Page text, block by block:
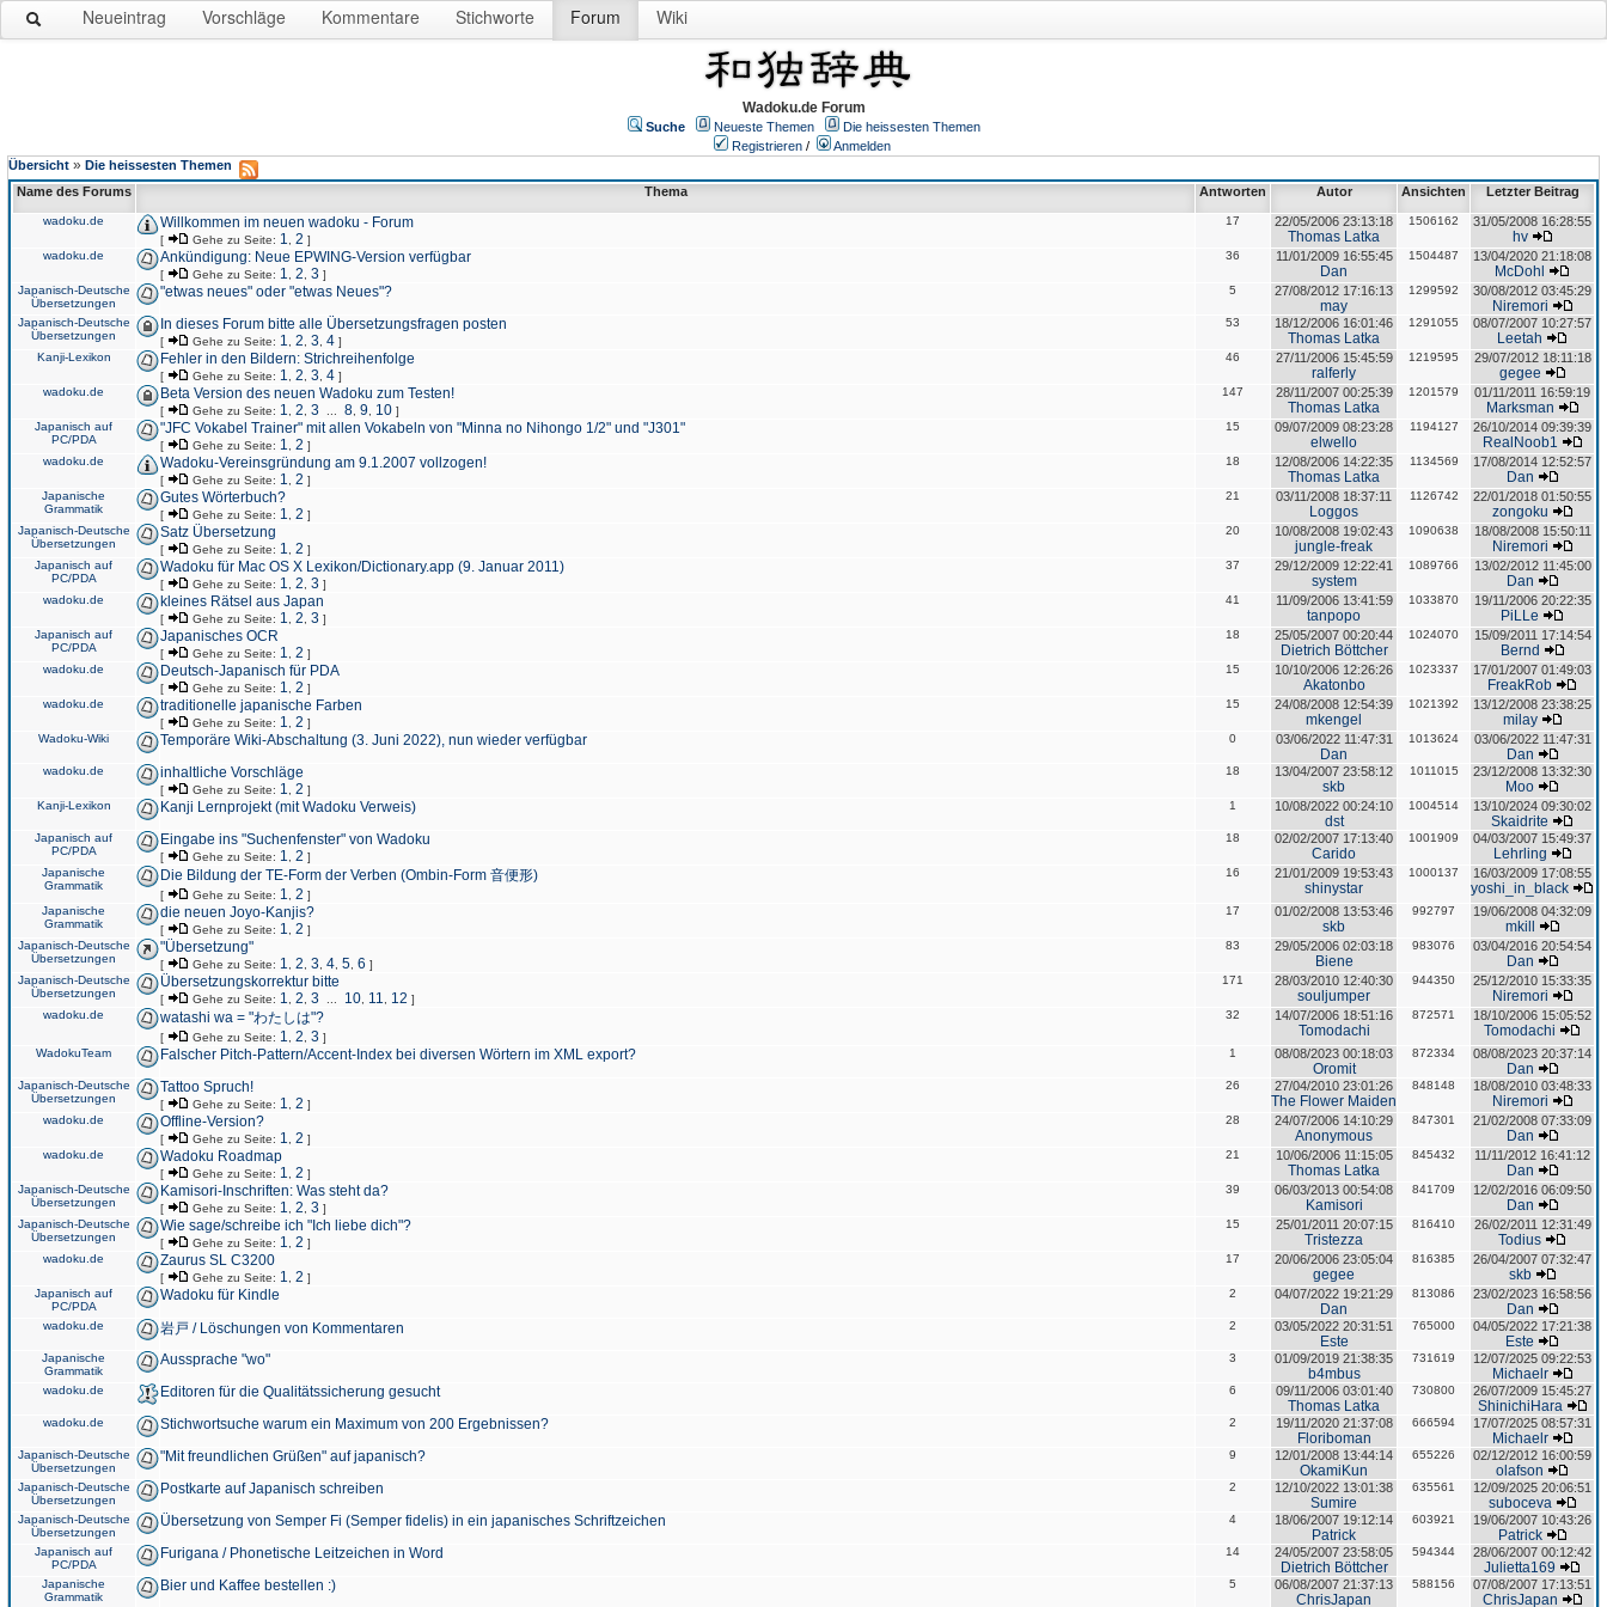
Neueintrag Vorschläge Kommentare Stichworte Forum Wiki
Wadoku.de Forum
Suche Neueste Themen
Die heissesten Themen
Registrieren /
Anmelden
Übersicht » Die heissesten Themen
Name des Forums
Thema Antworten Autor Ansichten Letzter Beitrag
wadoku.de Willkommen im neuen wadoku - Forum
[ Gehe zu Seite: 1 2 ]
17 22/05/2006 23:13:18
Thomas Latka
1506162 31/05/2008 16:28:55
hv
wadoku.de Ankündigung: Neue EPWING-Version verfügbar
[ Gehe zu Seite: 1 2 3 ]
36 11/01/2009 16:55:45
Dan
1504487 13/04/2020 21:18:08
McDohl
Japanisch-Deutsche
Übersetzungen
"etwas neues" oder "etwas Neues"? 5 27/08/2012 17:16:13
may
1299592 30/08/2012 03:45:29
Niremori
Japanisch-Deutsche
Übersetzungen
In dieses Forum bitte alle Übersetzungsfragen posten
[ Gehe zu Seite: 1 2 3 4 ]
53 18/12/2006 16:01:46
Thomas Latka
1291055 08/07/2007 10:27:57
Leetah
Kanji-Lexikon Fehler in den Bildern: Strichreihenfolge
[ Gehe zu Seite: 1 2 3 4 ]
46 27/11/2006 15:45:59
ralferly
1219595 29/07/2012 18:11:18
gegee
wadoku.de Beta Version des neuen Wadoku zum Testen!
[ Gehe zu Seite: 1 2 3 8 9 10 ]
147 28/11/2007 00:25:39
Thomas Latka
1201579 01/11/2011 16:59:19
Marksman
Japanisch auf
PC/PDA
"JFC Vokabel Trainer" mit allen Vokabeln von "Minna no Nihongo 1/2" und "J301"
[ Gehe zu Seite: 1 2 ]
15 09/07/2009 08:23:28
elwello
1194127 26/10/2014 09:39:39
RealNoob1
wadoku.de Wadoku-Vereinsgründung am 9.1.2007 vollzogen!
[ Gehe zu Seite: 1 2 ]
18 12/08/2006 14:22:35
Thomas Latka
1134569 17/08/2014 12:52:57
Dan
Japanische
Grammatik
Gutes Wörterbuch?
[ Gehe zu Seite: 1 2 ]
21 03/11/2008 18:37:11
Loggos
1126742 22/01/2018 01:50:55
zongoku
Japanisch-Deutsche
Übersetzungen
Satz Übersetzung
[ Gehe zu Seite: 1 2 ]
20 10/08/2008 19:02:43
jungle-freak
1090638 18/08/2008 15:50:11
Niremori
Japanisch auf
PC/PDA
Wadoku für Mac OS X Lexikon/Dictionary.app (9. Januar 2011)
[ Gehe zu Seite: 1 2 3 ]
37 29/12/2009 12:22:41
system
1089766 13/02/2012 11:45:00
Dan
wadoku.de kleines Rätsel aus Japan
[ Gehe zu Seite: 1 2 3 ]
41 11/09/2006 13:41:59
tanpopo
1033870 19/11/2006 20:22:35
PiLLe
Japanisch auf
PC/PDA
Japanisches OCR
[ Gehe zu Seite: 1 2 ]
18 25/05/2007 00:20:44
Dietrich Böttcher
1024070 15/09/2011 17:14:54
Bernd
wadoku.de Deutsch-Japanisch für PDA
[ Gehe zu Seite: 1 2 ]
15 10/10/2006 12:26:26
Akatonbo
1023337 17/01/2007 01:49:03
FreakRob
wadoku.de traditionelle japanische Farben
[ Gehe zu Seite: 1 2 ]
15 24/08/2008 12:54:39
mkengel
1021392 13/12/2008 23:38:25
milay
Wadoku-Wiki Temporäre Wiki-Abschaltung (3. Juni 2022), nun wieder verfügbar 0 03/06/2022 11:47:31
Dan
1013624 03/06/2022 11:47:31
Dan
wadoku.de inhaltliche Vorschläge
[ Gehe zu Seite: 1 2 ]
18 13/04/2007 23:58:12
skb
1011015 23/12/2008 13:32:30
Moo
Kanji-Lexikon Kanji Lernprojekt (mit Wadoku Verweis) 1 10/08/2022 00:24:10
dst
1004514 13/10/2024 09:30:02
Skaidrite
Japanisch auf
PC/PDA
Eingabe ins "Suchenfenster" von Wadoku
[ Gehe zu Seite: 1 2 ]
18 02/02/2007 17:13:40
Carido
1001909 04/03/2007 15:49:37
Lehrling
Japanische
Grammatik
Die Bildung der TE-Form der Verben (Ombin-Form 音便形)
[ Gehe zu Seite: 1 2 ]
16 21/01/2009 19:53:43
shinystar
1000137 16/03/2009 17:08:55
yoshi_in_black
Japanische
Grammatik
die neuen Joyo-Kanjis?
[ Gehe zu Seite: 1 2 ]
17 01/02/2008 13:53:46
skb
992797 19/06/2008 04:32:09
mkill
Japanisch-Deutsche
Übersetzungen
"Übersetzung"
[ Gehe zu Seite: 1 2 3 4 5 6 ]
83 29/05/2006 02:03:18
Biene
983076 03/04/2016 20:54:54
Dan
Japanisch-Deutsche
Übersetzungen
Übersetzungskorrektur bitte
[ Gehe zu Seite: 1 2 3 10 11 12 ]
171 28/03/2010 12:40:30
souljumper
944350 25/12/2010 15:33:35
Niremori
wadoku.de watashi wa = "わたしは"?
[ Gehe zu Seite: 1 2 3 ]
32 14/07/2006 18:51:16
Tomodachi
872571 18/10/2006 15:05:52
Tomodachi
WadokuTeam Falscher Pitch-Pattern/Accent-Index bei diversen Wörtern im XML export? 1 08/08/2023 00:18:03
Oromit
872334 08/08/2023 20:37:14
Dan
Japanisch-Deutsche
Übersetzungen
Tattoo Spruch!
[ Gehe zu Seite: 1 2 ]
26 27/04/2010 23:01:26
The Flower Maiden
848148 18/08/2010 03:48:33
Niremori
wadoku.de Offline-Version?
[ Gehe zu Seite: 1 2 ]
28 24/07/2006 14:10:29
Anonymous
847301 21/02/2008 07:33:09
Dan
wadoku.de Wadoku Roadmap
[ Gehe zu Seite: 1 2 ]
21 10/06/2006 11:15:05
Thomas Latka
845432 11/11/2012 16:41:12
Dan
Japanisch-Deutsche
Übersetzungen
Kamisori-Inschriften: Was steht da?
[ Gehe zu Seite: 1 2 3 ]
39 06/03/2013 00:54:08
Kamisori
841709 12/02/2016 06:09:50
Dan
Japanisch-Deutsche
Übersetzungen
Wie sage/schreibe ich "Ich liebe dich"?
[ Gehe zu Seite: 1 2 ]
15 25/01/2011 20:07:15
Tristezza
816410 26/02/2011 12:31:49
Todius
wadoku.de Zaurus SL C3200
[ Gehe zu Seite: 1 2 ]
17 20/06/2006 23:05:04
gegee
816385 26/04/2007 07:32:47
skb
Japanisch auf
PC/PDA
Wadoku für Kindle 2 04/07/2022 19:21:29
Dan
813086 23/02/2023 16:58:56
Dan
wadoku.de 岩戸 / Löschungen von Kommentaren 2 03/05/2022 20:31:51
Este
765000 04/05/2022 17:21:38
Este
Japanische
Grammatik
Aussprache "wo" 3 01/09/2019 21:38:35
b4mbus
731619 12/07/2025 09:22:53
Michaelr
wadoku.de Editoren für die Qualitätssicherung gesucht 6 09/11/2006 03:01:40
Thomas Latka
730800 26/07/2009 15:45:27
ShinichiHara
wadoku.de Stichwortsuche warum ein Maximum von 200 Ergebnissen? 2 19/11/2020 21:37:08
Floriboman
666594 17/07/2025 08:57:31
Michaelr
Japanisch-Deutsche
Übersetzungen
"Mit freundlichen Grüßen" auf japanisch? 9 12/01/2008 13:44:14
OkamiKun
655226 02/12/2012 16:00:59
olafson
Japanisch-Deutsche
Übersetzungen
Postkarte auf Japanisch schreiben 2 12/10/2022 13:01:38
Sumire
635561 12/09/2025 20:06:51
suboceva
Japanisch-Deutsche
Übersetzungen
Übersetzung von Semper Fi (Semper fidelis) in ein japanisches Schriftzeichen 4 18/06/2007 19:12:14
Patrick
603921 19/06/2007 10:43:26
Patrick
Japanisch auf
PC/PDA
Furigana / Phonetische Leitzeichen in Word 14 24/05/2007 23:58:05
Dietrich Böttcher
594344 28/06/2007 00:12:42
Julietta169
Japanische
Grammatik
Bier und Kaffee bestellen :) 5 06/08/2007 21:37:13
ChrisJapan
588156 07/08/2007 17:13:51
ChrisJapan